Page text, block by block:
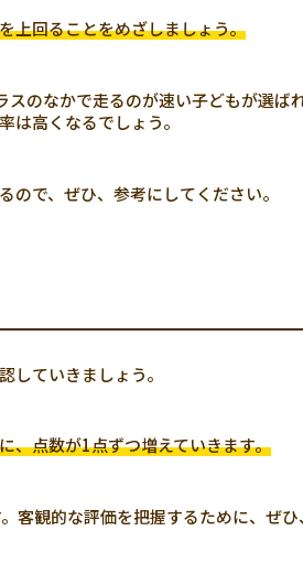
上回ることをめざしましょう。
のなかで走るのが速い子どもが選ば
は高くなるでしょう。
で、ぜひ、参考にしてください。
ていきましょう。
、点数が1点ずつ増えていきます。
観的な評価を把握するために、ぜひ